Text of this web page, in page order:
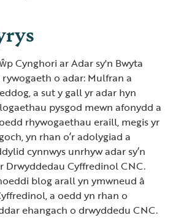
Cynghori ar Adar sy'n Bwyta
o adar: Mulfran a
a sut y gall yr adar hyn
pysgod mewn afonydd a
rhywogaethau eraill, megis yr
yn rhan o’r adolygiad a
cynnwys unrhyw adar sy’n
Drwyddedau Cyffredinol CNC.
blog arall yn ymwneud â
a oedd yn rhan o
ehangach o drwyddedu CNC.